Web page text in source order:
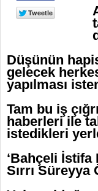
Düşünün
gelecek
yapılması
Tam bu iş
haberleri ile
istedikleri
‘Bahçeli İstifa
Sırrı